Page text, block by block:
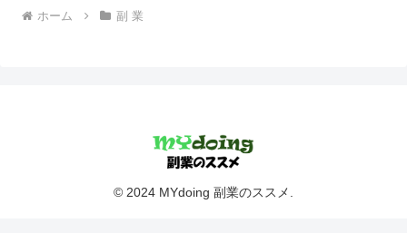
ホーム 副 業
© 2024 MYdoing 副業のススメ.